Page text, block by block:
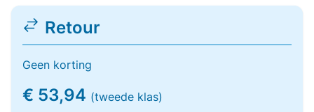
Retour
Geen korting
€ 53,94 (tweede klas)